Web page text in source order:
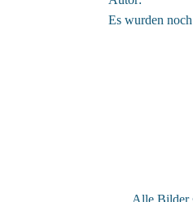
Es wurden
Alle